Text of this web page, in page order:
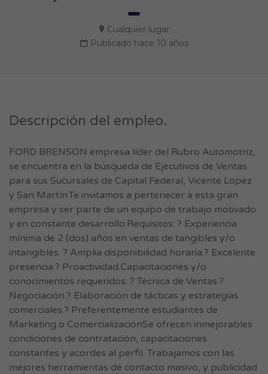
Cualquier lugar
Publicado hace 10 años
Descripción del empleo.
FORD BRENSON empresa líder del Rubro Automotriz,
se encuentra en la búsqueda de Ejecutivos de Ventas
para sus Sucursales de Capital Federal, Vicente Lopez
y San Martín.Te invitamos a pertenecer a esta gran
empresa y ser parte de un equipo de trabajo motivado
y en constante desarrollo.Requisitos: ? Experiencia
mínima de 2 (dos) años en ventas de tangibles y/o
intangibles. ? Amplia disponibilidad horaria.? Excelente
presencia.? Proactividad.Capacitaciones y/o
conocimientos requeridos: ? Técnica de Ventas.?
Negociación.? Elaboración de tácticas y estrategias
comerciales.? Preferentemente estudiantes de
Marketing o ComercializaciónSe ofrecen inmejorables
condiciones de contratación, capacitaciones
constantes y acordes al perfil. Trabajamos con las
mejores herramientas de contacto masivo, y publicidad